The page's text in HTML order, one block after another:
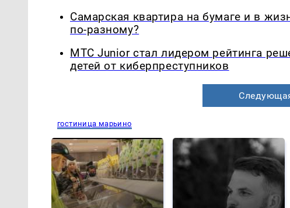
Самарская квартира на бумаге и в
по-разному?
МТС Junior стал лидером рейтинга
детей от киберпреступников
гостиница марьино